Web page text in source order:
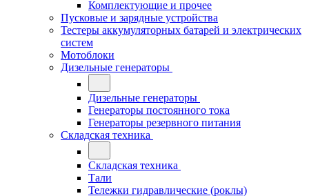
Комплектующие и прочее
Пусковые и зарядные устройства
Тестеры аккумуляторных батарей и электрических
систем
Мотоблоки
Дизельные генераторы
Дизельные генераторы
Генераторы постоянного тока
Генераторы резервного питания
Складская техника
Складская техника
Тали
Тележки гидравлические (роклы)